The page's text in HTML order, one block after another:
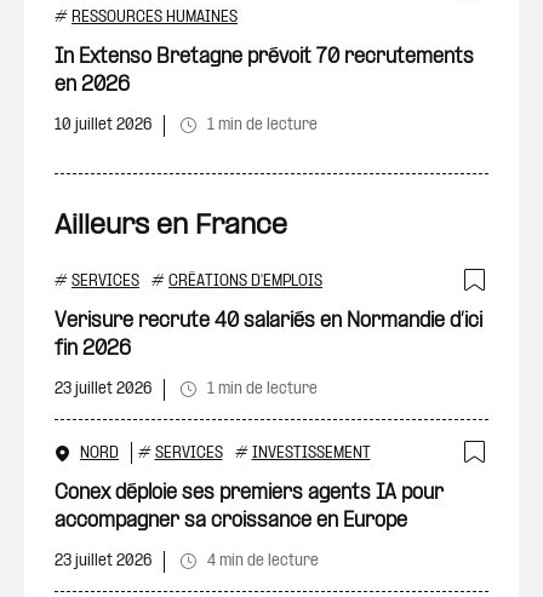
# RESSOURCES HUMAINES
In Extenso Bretagne prévoit 70 recrutements
en 2026
10 juillet 2026 1 min de lecture
Ailleurs en France
# SERVICES # CRÉATIONS D'EMPLOIS
Verisure recrute 40 salariés en Normandie d’ici
fin 2026
23 juillet 2026 1 min de lecture
NORD # SERVICES # INVESTISSEMENT
Conex déploie ses premiers agents IA pour
accompagner sa croissance en Europe
23 juillet 2026 4 min de lecture